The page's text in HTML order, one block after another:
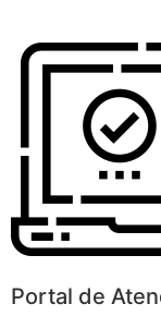
Portal de